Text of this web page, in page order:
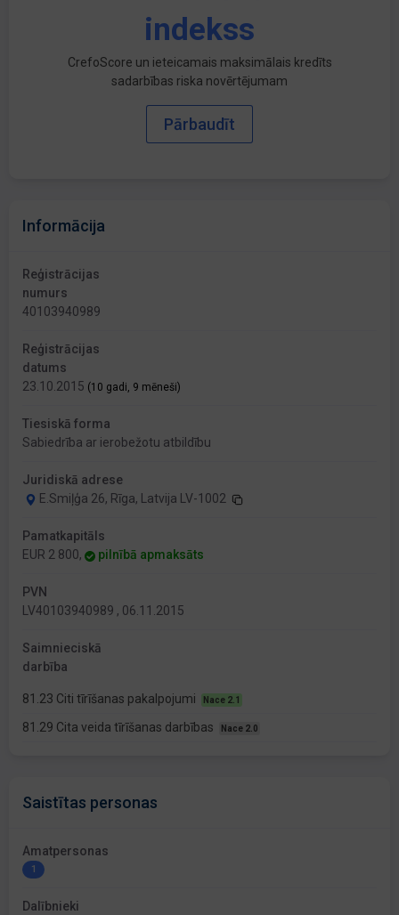
indekss
CrefoScore un ieteicamais maksimālais kredīts
sadarbības riska novērtējumam
Pārbaudīt
Informācija
Reģistrācijas
numurs
40103940989
Reģistrācijas
datums
23.10.2015 (10 gadi, 9 mēneši)
Tiesiskā forma
Sabiedrība ar ierobežotu atbildību
Juridiskā adrese
E.Smiļģa 26, Rīga, Latvija LV-1002
Pamatkapitāls
EUR 2 800,
pilnībā apmaksāts
PVN
LV40103940989 , 06.11.2015
Saimnieciskā
darbība
81.23 Citi tīrīšanas pakalpojumi Nace 2.1
81.29 Cita veida tīrīšanas darbības Nace 2.0
Saistītas personas
Amatpersonas
1
Dalībnieki